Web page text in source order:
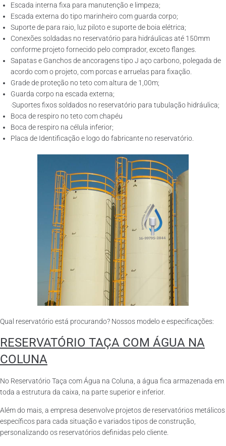
Escada interna fixa para manutenção e limpeza;
Escada externa do tipo marinheiro com guarda corpo;
Suporte de para raio, luz piloto e suporte de boia elétrica;
Conexões soldadas no reservatório para hidráulicas até 150mm
conforme projeto fornecido pelo comprador, exceto flanges.
Sapatas e Ganchos de ancoragens tipo J aço carbono, polegada de
acordo com o projeto, com porcas e arruelas para fixação.
Grade de proteção no teto com altura de 1,00m;
Guarda corpo na escada externa;
·Suportes fixos soldados no reservatório para tubulação hidráulica;
Boca de respiro no teto com chapéu
Boca de respiro na célula inferior;
Placa de Identificação e logo do fabricante no reservatório.
Qual reservatório está procurando? Nossos modelo e especificações:
RESERVATÓRIO TAÇA COM ÁGUA NA
COLUNA
No Reservatório Taça com Água na Coluna, a água fica armazenada em
toda a estrutura da caixa, na parte superior e inferior.
Além do mais, a empresa desenvolve projetos de reservatórios metálicos
específicos para cada situação e variados tipos de construção,
personalizando os reservatórios definidas pelo cliente.